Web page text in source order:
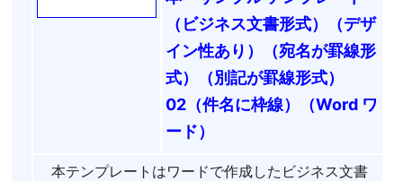
（ビジネス文書形式）（デザ
イン性あり）（宛名が罫線形
式）（別記が罫線形式）
02（件名に枠線）（Word ワ
ード）
本テンプレートはワードで作成したビジネス文書